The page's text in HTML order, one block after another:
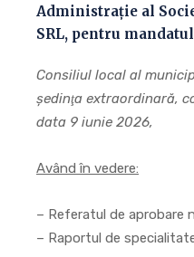
Administrație al
SRL, pentru mandatul
Consiliul local al
şedinţa extraordinară,
data 9 iunie 2026,
Având în vedere:
– Referatul de aprobare
– Raportul de